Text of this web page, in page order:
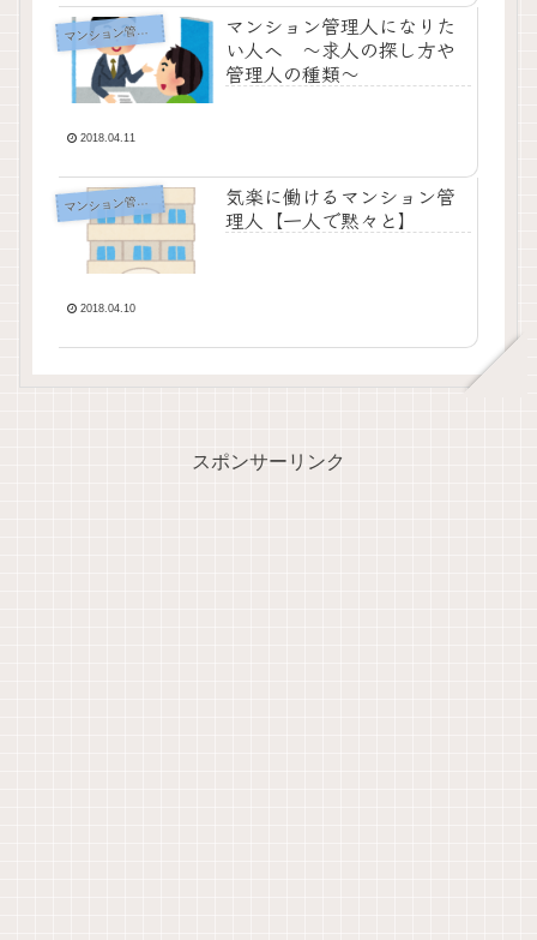
マンション管理人のお仕事
マンション管理人になりた
い人へ ～求人の探し方や
管理人の種類～
2018.04.11
マンション管理人のお仕事
気楽に働けるマンション管
理人【一人で黙々と】
2018.04.10
スポンサーリンク